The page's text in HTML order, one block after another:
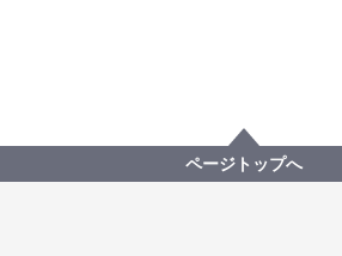
ページトップへ